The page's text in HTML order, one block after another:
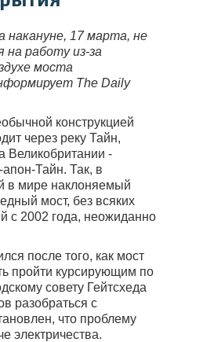
17 марта, не
на работу из-за
моста
The Daily
конструкцией
через реку Тайн,
Великобритании -
Тайн. Так, в
в мире наклоняемый
мост, без всяких
с 2002 года, неожиданно
после того, как мост
пройти курсирующим по
совету Гейтсхеда
разобраться с
что проблему
электричества.